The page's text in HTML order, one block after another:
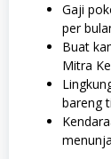
Gaji
per
Buat
Mitra
bareng